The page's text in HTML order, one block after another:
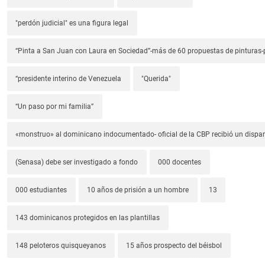
"perdón judicial" es una figura legal
“Pinta a San Juan con Laura en Sociedad”-más de 60 propuestas de
“presidente interino de Venezuela "Querida"
“Un paso por mi familia”
«monstruo» al dominicano indocumentado- oficial de la CBP recibió un
(Senasa) debe ser investigado a fondo 000 docentes
000 estudiantes 10 años de prisión a un hombre 13
143 dominicanos protegidos en las plantillas
148 peloteros quisqueyanos 15 años prospecto del béisbol